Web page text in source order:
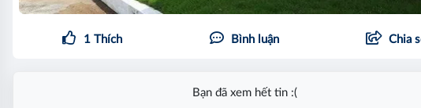
1 Thích Bình luận Chia
Bạn đã xem hết tin :(